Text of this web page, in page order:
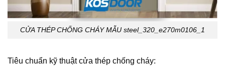
CỬA THÉP CHỐNG CHÁY MẪU steel_320_e270m0106_1
Tiêu chuẩn kỹ thuật cửa thép chống cháy: